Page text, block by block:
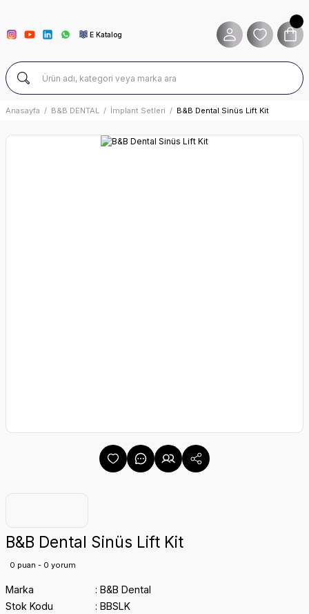
E Katalog
Anasayfa B&B DENTAL İmplant Setleri B&B Dental Sinüs Lift Kit
B&B Dental Sinüs Lift Kit
0 puan - 0 yorum
Marka
B&B Dental
Stok Kodu
BBSLK